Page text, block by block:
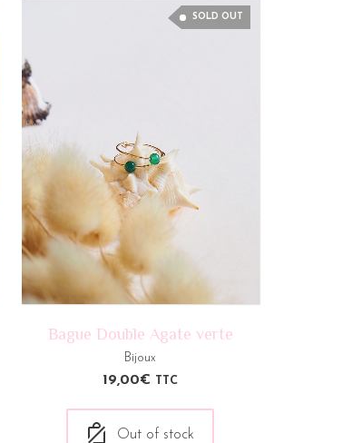
SOLD OUT
Bague Double Agate verte
Bijoux
19,00€ TTC
Out of stock